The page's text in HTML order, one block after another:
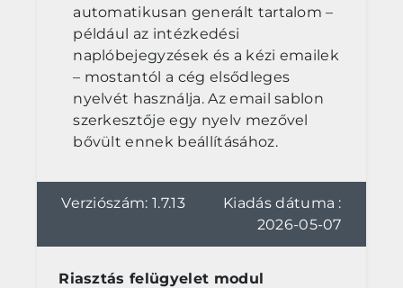
automatikusan generált tartalom –
például az intézkedési
naplóbejegyzések és a kézi emailek
– mostantól a cég elsődleges
nyelvét használja. Az email sablon
szerkesztője egy nyelv mezővel
bővült ennek beállításához.
Verziószám: 1.7.13
Kiadás dátuma :
2026-05-07
Riasztás felügyelet modul